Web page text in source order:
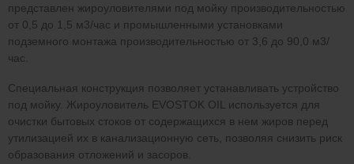
представлен жироуловителями под мойку производительностью
от 0,5 до 1,5 м3/час и промышленными установками
подземного монтажа производительностью от 3,6 до 90,0 м3/
час.
Специальная конструкция позволяет устанавливать устройство
под мойку. Жироуловитель EVOSTOK OIL используется для
очистки бытовых стоков от содержащихся в нем жиров перед
утилизацией их в канализационную сеть, позволяя снизить риск
образования отложений и засоров.